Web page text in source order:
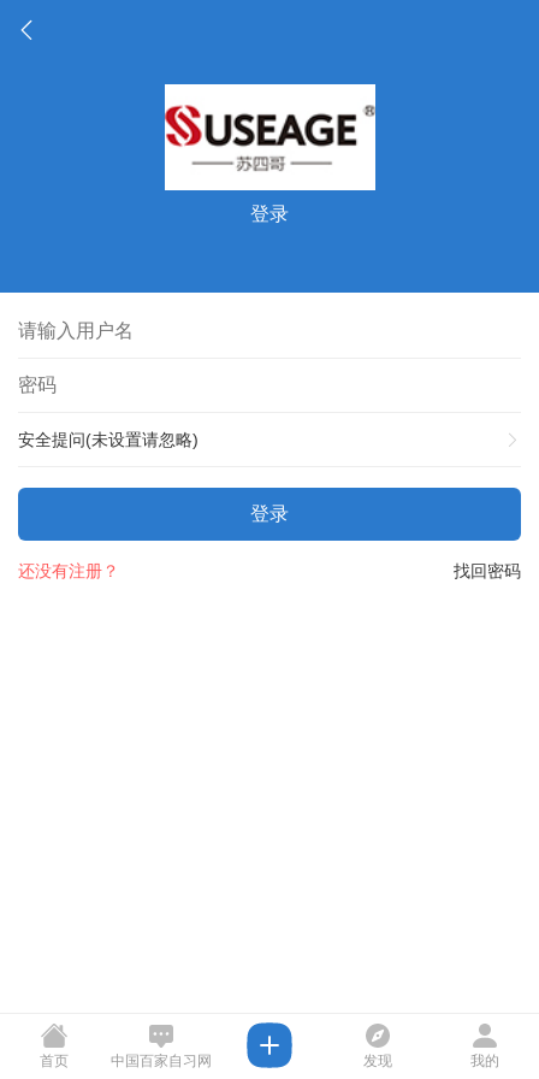
登录
安全提问(未设置请忽略)
登录
找回密码
还没有注册？
首页 中国百家自习网 发现 我的